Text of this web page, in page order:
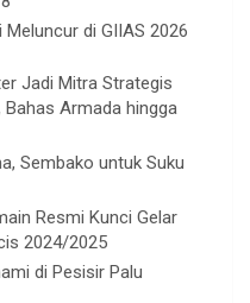
Meluncur di GIIAS 2026
Jadi Mitra Strategis
Armada hingga
Sembako untuk Suku
Resmi Kunci Gelar
2024/2025
di Pesisir Palu